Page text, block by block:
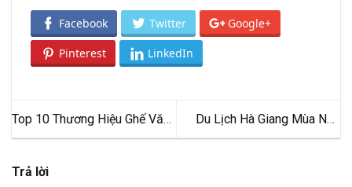
Facebook Twitter Google+
Pinterest LinkedIn
Top 10 Thương Hiệu Ghế Văn
Phòng Chất Lượng Nhất Trên
Du Lịch Hà Giang Mùa Nào
Đẹp Nhất? Gợi Ý Tour Trải
Trả lời